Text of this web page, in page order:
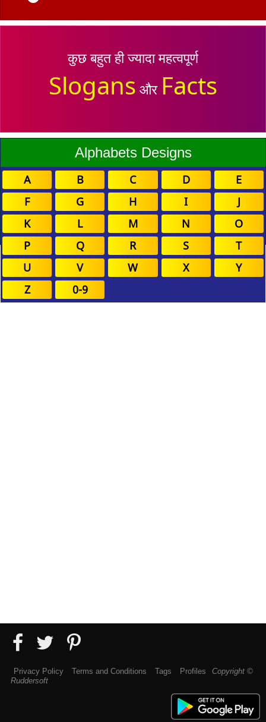
कुछ बहुत ही ज्यादा महत्वपूर्ण
Slogans और Facts
Alphabets Designs
A B C D
E
F
G H I
J
K
L M N
O
P
Q R S
T
U
V W X
Y
Z
0-9
Privacy Policy Terms and Conditions Tags Profiles
Copyright ©
Ruddersoft